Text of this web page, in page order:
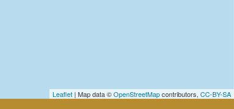
Leaflet | Map data ©OpenStreetMapcontributors, CC-BY-SA